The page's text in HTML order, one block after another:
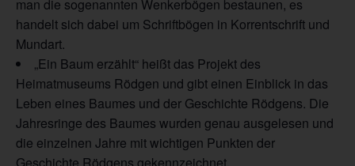
man die sogenannten Wenkerbögen bestaunen, es
handelt sich dabei um Schriftbögen in Korrentschrift und
Mundart.
„Ein Baum erzählt“ heißt das Projekt des
Heimatmuseums Rödgen und gibt einen Einblick in das
Leben eines Baumes und der Geschichte Rödgens. Die
Jahresringe des Baumes wurden genau ausgelesen und
die einzelnen Jahre mit wichtigen Punkten der